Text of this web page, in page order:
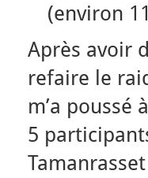
(environ
Après avoir
refaire le
m’a
5